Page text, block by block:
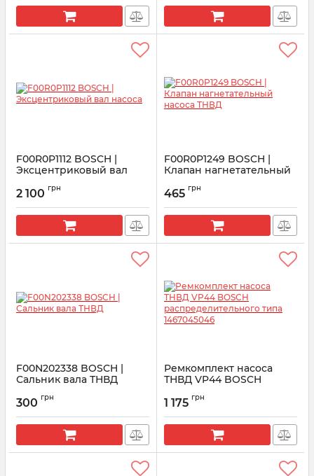
F00R0P1112 BOSCH |
Эксцентриковый вал
Артикул:
2 100 грн
F00R0P1249 BOSCH |
Клапан нагнетательный
Артикул:
465 грн
F00N202338 BOSCH |
Сальник вала ТНВД
300 грн
Ремкомплект насоса
ТНВД VP44 BOSCH
типа 1467045046
Артикул: 1467045046
1 175 грн